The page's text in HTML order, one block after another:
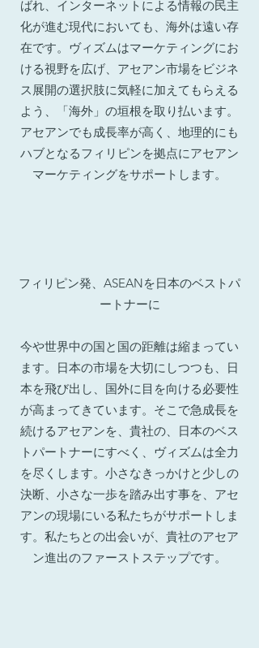
ばれ、インターネットによる情報の民主
化が進む現代においても、海外は遠い存
在です。 ヴィズムはマーケティングにお
ける視野を広げ、アセアン市場をビジネ
ス展開の選択肢に気軽に加えてもらえる
よう、「海外」の垣根を取り払います。
アセアンでも成長率が高く、地理的にも
ハブとなるフィリピンを拠点にアセアン
マーケティングをサポートします。
フィリピン発、ASEANを日本のベストパ
ートナーに
今や世界中の国と国の距離は縮まってい
ます。日本の市場を大切にしつつも、
日
本を飛び出し、国外に目を向ける必要性
が高まってきています。そこで急成長を
続けるアセアンを、貴社の、日本のベス
トパートナーにすべく、ヴィズムは全力
を尽くします。 小さなきっかけと少しの
決断、小さな一歩を踏み出す事を、アセ
アンの現場にいる私たちがサポートしま
す。 私たちとの出会いが、貴社のアセア
ン進出のファーストステップです。